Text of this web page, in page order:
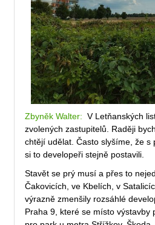
Zbyněk Walter: V Letňanských
zvolených zastupitelů. Raději
chtějí udělat. Často slyšíme, že
si to developeři stejně postavili.
Stavět se prý musí a přes to
Čakovicích, ve Kbelích, v
výrazně zmenšily rozsáhlé
Praha 9, které se místo výstavby